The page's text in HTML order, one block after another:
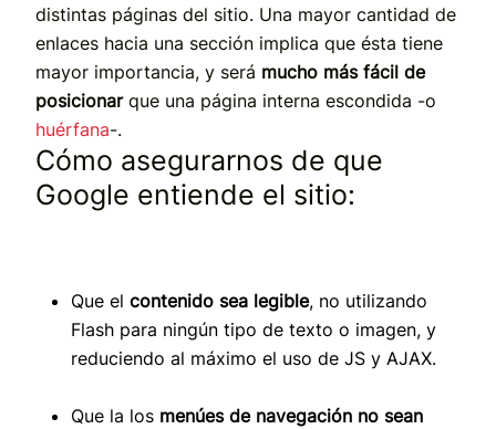
distintas páginas del sitio. Una mayor cantidad de
enlaces hacia una sección implica que ésta tiene
mayor importancia, y será mucho más fácil de
posicionarque una página interna escondida -o
huérfana-.
Cómo asegurarnos de que
Google entiende el sitio:
Que el contenido sea legible, no utilizando
Flash para ningún tipo de texto o imagen, y
reduciendo al máximo el uso de JS y AJAX.
Que la los menúes de navegación no sean